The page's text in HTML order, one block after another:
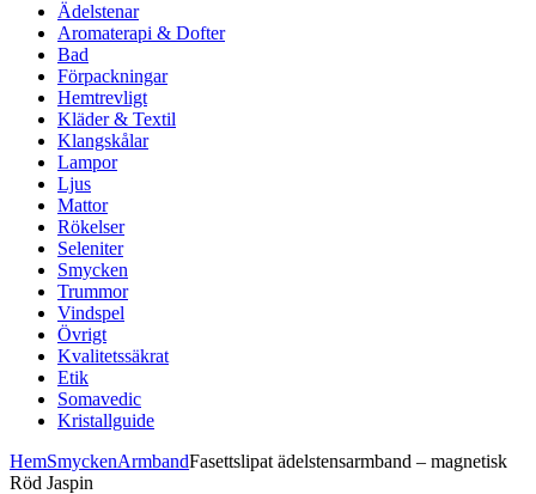
Ädelstenar
Aromaterapi & Dofter
Bad
Förpackningar
Hemtrevligt
Kläder & Textil
Klangskålar
Lampor
Ljus
Mattor
Rökelser
Seleniter
Smycken
Trummor
Vindspel
Övrigt
Kvalitetssäkrat
Etik
Somavedic
Kristallguide
HemSmyckenArmbandFasettslipat ädelstensarmband – magnetisk
Röd Jaspin